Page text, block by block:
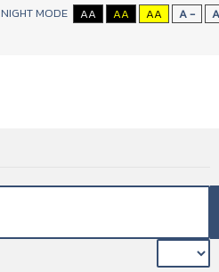
NIGHT MODE AA AA AA A - A